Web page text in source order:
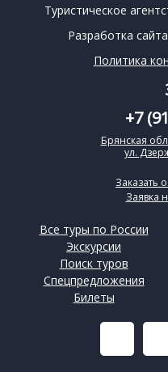
Туристическое
Разработка
Политика
Все туры по России
Экскурсии
Поиск туров
Спецпредложения
Билеты
+7
Брянская
ул.
Заказать
Заявка